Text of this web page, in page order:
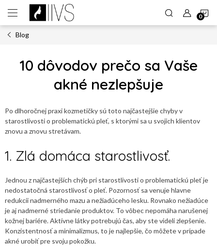
obsah
Blog
10 dôvodov prečo sa Vaše
akné nezlepšuje
Po dlhoročnej praxi kozmetičky sú toto najčastejšie chyby v
starostlivosti o problematickú pleť, s ktorými sa u svojich klientov
znovu a znovu stretávam.
1. Zlá domáca starostlivosť.
Jednou z najčastejších chýb pri starostlivosti o problematickú pleť je
nedostatočná starostlivosť o pleť. Pozornosť sa venuje hlavne
redukcii nadmerného mazu a nežiadúceho lesku. Rovnako nežiadúce
je aj nadmerné striedanie produktov. To vôbec nepomáha narušenej
kožnej bariére. Aktívne látky potrebujú čas, aby ste videli zlepšenie.
Konzistentnosť a minimalizmus, to je najlepšie, čo môžete v prípade
akné urobiť pre svoju pokožku.